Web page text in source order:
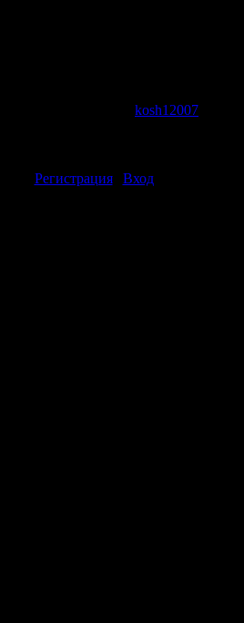
kosh12007
Регистрация| Вход]